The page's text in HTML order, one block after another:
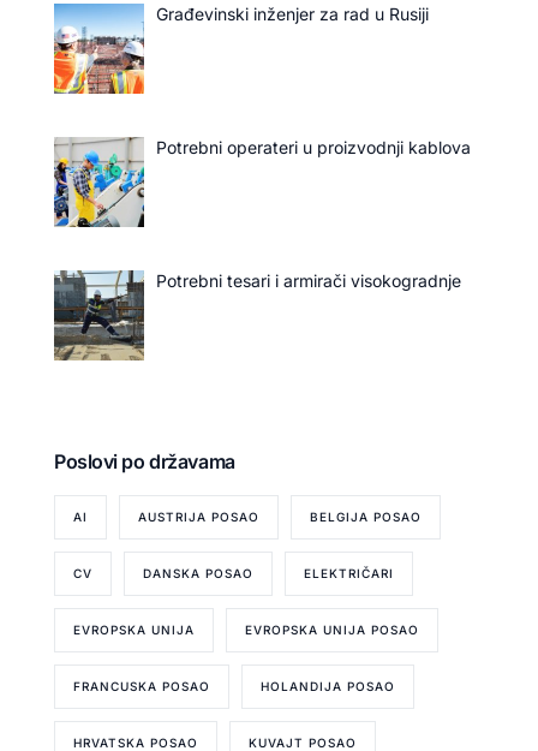
Građevinski inženjer za rad u Rusiji
Potrebni operateri u proizvodnji kablova
Potrebni tesari i armirači visokogradnje
Poslovi po državama
AI AUSTRIJA POSAO BELGIJA POSAO
CV DANSKA POSAO ELEKTRIČARI
EVROPSKA UNIJA EVROPSKA UNIJA POSAO
FRANCUSKA POSAO HOLANDIJA POSAO
HRVATSKA POSAO KUVAJT POSAO